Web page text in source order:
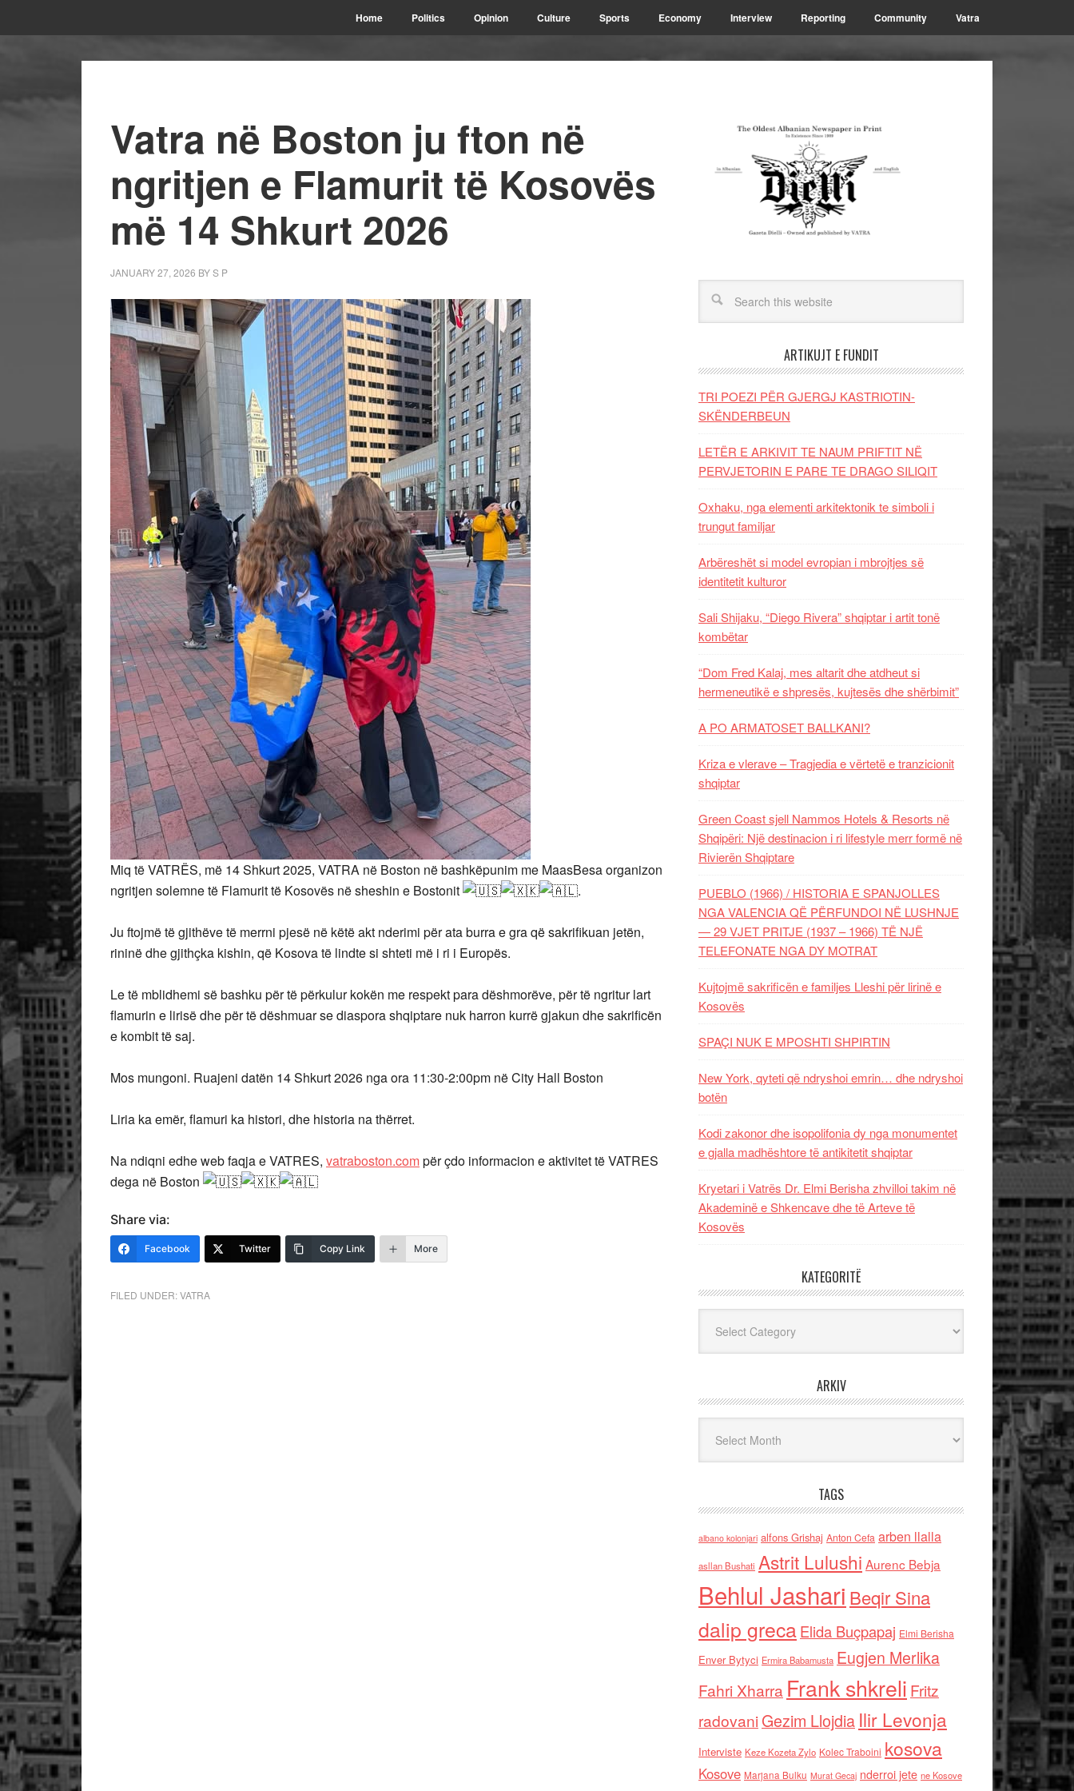
Home Politics Opinion Culture Sports Economy Interview Reporting Community Vatra
Vatra në Boston ju fton në
ngritjen e Flamurit të Kosovës
më 14 Shkurt 2026
JANUARY 27, 2026 BYS P
Miq të VATRËS, më 14 Shkurt 2025, VATRA në Boston në bashkëpunim me MaasBesa organizon
ngritjen solemne të Flamurit të Kosovës në sheshin e Bostonit
.
Ju ftojmë të gjithëve të merrni pjesë në këtë akt nderimi për ata burra e gra që sakrifikuan jetën,
rininë dhe gjithçka kishin, që Kosova të lindte si shteti më i ri i Europës.
Le të mblidhemi së bashku për të përkulur kokën me respekt para dëshmorëve, për të ngritur lart
flamurin e lirisë dhe për të dëshmuar se diaspora shqiptare nuk harron kurrë gjakun dhe sakrificën
e kombit të saj.
Mos mungoni. Ruajeni datën 14 Shkurt 2026 nga ora 11:30-2:00pm në City Hall Boston
Liria ka emër, flamuri ka histori, dhe historia na thërret.
Na ndiqni edhe web faqja e VATRES, vatraboston.compër çdo informacion e aktivitet të VATRES
dega në Boston
Share via:
Facebook Twitter Copy Link More
FILED UNDER:VATRA
ARTIKUJT E FUNDIT
TRI POEZI PËR GJERGJ KASTRIOTIN-
SKËNDERBEUN
LETËR E ARKIVIT TE NAUM PRIFTIT NË
PERVJETORIN E PARE TE DRAGO SILIQIT
Oxhaku, nga elementi arkitektonik te simboli i
trungut familjar
Arbëreshët si model evropian i mbrojtjes së
identitetit kulturor
Sali Shijaku, “Diego Rivera” shqiptar i artit tonë
kombëtar
“Dom Fred Kalaj, mes altarit dhe atdheut si
hermeneutikë e shpresës, kujtesës dhe shërbimit”
A PO ARMATOSET BALLKANI?
Kriza e vlerave – Tragjedia e vërtetë e tranzicionit
shqiptar
Green Coast sjell Nammos Hotels & Resorts në
Shqipëri: Një destinacion i ri lifestyle merr formë në
Rivierën Shqiptare
PUEBLO (1966) / HISTORIA E SPANJOLLES
NGA VALENCIA QË PËRFUNDOI NË LUSHNJE
— 29 VJET PRITJE (1937 – 1966) TË NJË
TELEFONATE NGA DY MOTRAT
Kujtojmë sakrificën e familjes Lleshi për lirinë e
Kosovës
SPAÇI NUK E MPOSHTI SHPIRTIN
New York, qyteti që ndryshoi emrin… dhe ndryshoi
botën
Kodi zakonor dhe isopolifonia dy nga monumentet
e gjalla madhështore të antikitetit shqiptar
Kryetari i Vatrës Dr. Elmi Berisha zhvilloi takim në
Akademinë e Shkencave dhe të Arteve të
Kosovës
KATEGORITË
ARKIV
TAGS
albano kolonjari alfons Grishaj Anton Cefa arben llalla
asllan Bushati Astrit Lulushi Aurenc Bebja
Behlul Jashari Beqir Sina
dalip grecaElida Buçpapaj Elmi Berisha
Enver Bytyci Ermira Babamusta Eugjen Merlika
Fahri Xharra Frank shkreli Fritz
radovaniGezim Llojdia Ilir Levonja
Interviste Keze Kozeta Zylo Kolec Traboini kosova
Kosove Marjana Bulku Murat Gecaj nderroi jete ne Kosove